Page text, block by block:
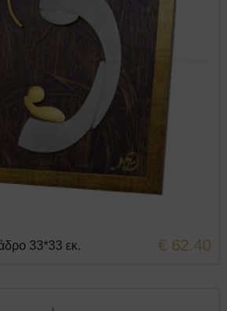
+ΣΤΟ ΚΑΛΑΘΙ
33*33 εκ. € 62.40